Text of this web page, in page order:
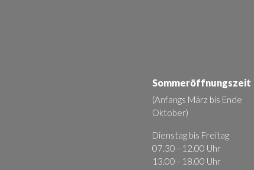
Sommeröffnungszeit
(Anfangs März bis Ende
Oktober)
Dienstag bis Freitag
07.30 - 12.00 Uhr
13.00 - 18.00 Uhr